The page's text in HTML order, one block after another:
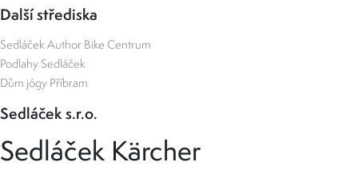
Další střediska
Sedláček Author Bike Centrum
Podlahy Sedláček
Dům jógy Příbram
Sedláček s.r.o.
Sedláček Kärcher